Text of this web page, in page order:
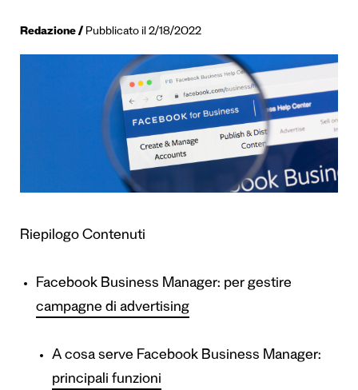
Redazione Pubblicato il 2/18/2022
Riepilogo Contenuti
Facebook Business Manager: per gestire
campagne di advertising
A cosa serve Facebook Business Manager:
principali funzioni